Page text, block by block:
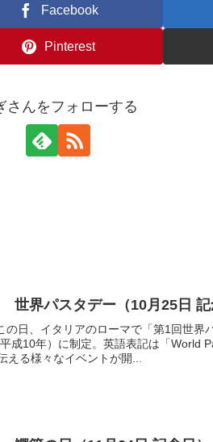
Facebook
Pinterest
さんをフォローする
界パスタデー（10月25日 記
の日、イタリアのローマで「第1回世界
成10年）に制定。英語表記は「World
える様々なイベントが開...